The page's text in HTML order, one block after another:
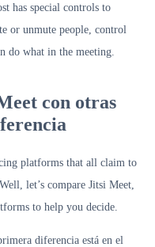
has special controls to
or unmute people, control
do what in the meeting.
con otras
platforms that all claim to
let’s compare Jitsi Meet,
to help you decide.
diferencia está en el